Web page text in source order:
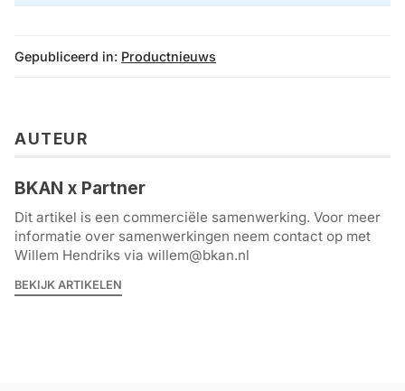
Gepubliceerd in: Productnieuws
AUTEUR
BKAN x Partner
Dit artikel is een commerciële samenwerking. Voor meer
informatie over samenwerkingen neem contact op met
Willem Hendriks via willem@bkan.nl
BEKIJK ARTIKELEN